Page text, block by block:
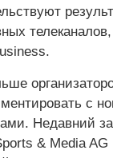
с
Недавний
& Media